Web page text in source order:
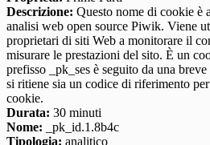
Descrizione: Questo nome di cookie è
analisi web open source Piwik. Viene
proprietari di siti Web a monitorare il
misurare le prestazioni del sito. È un
prefisso _pk_ses è seguito da una
si ritiene sia un codice di riferimento
cookie.
Durata: 30 minuti
Nome: _pk_id.1.8b4c
Tipologia: analitico